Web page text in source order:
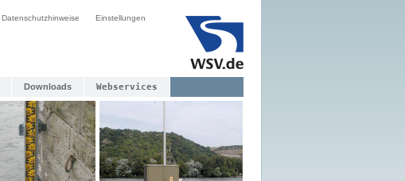
Datenschutzhinweise Einstellungen
Downloads Webservices